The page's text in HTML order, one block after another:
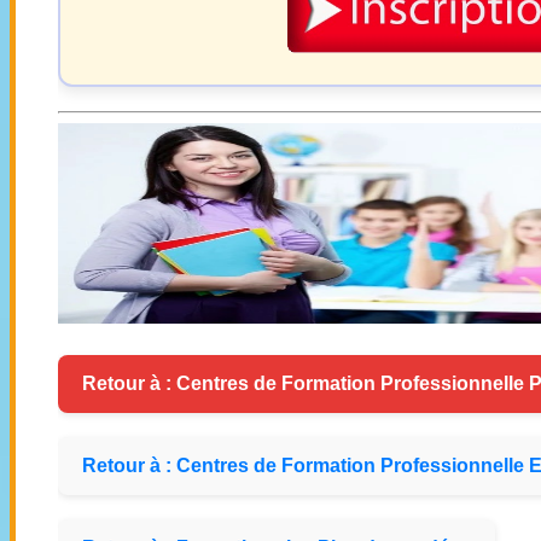
Retour à : Centres de Formation Professionnelle
Retour à : Centres de Formation Professionnelle